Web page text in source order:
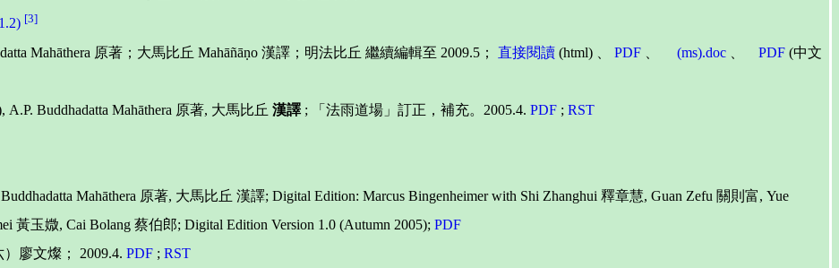
[3]
Mahāthera 原著；大馬比丘 Mahāñāṇo 漢譯；明法比丘 繼續編輯至 2009.5； 直接閱讀 (html) 、 PDF (ms).doc PDF (中文
A.P. Buddhadatta Mahāthera 原著, 大馬比丘 漢譯 ; 「法雨道場」訂正，補充。2005.4. PDF ; RST
Mahāthera 原著, 大馬比丘 漢譯; Digital Edition: Marcus Bingenheimer with Shi Zhanghui 釋章慧, Guan Zefu 關則富, Yue
黃玉媺, Cai Bolang 蔡伯郎; Digital Edition Version 1.0 (Autumn 2005); PDF
廖文燦； 2009.4. PDF ; RST